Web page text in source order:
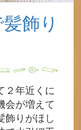
飾り
２年近くに
会が増えて
飾りがほし